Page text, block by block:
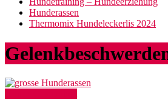
Hunderassen
Thermomix Hundeleckerlis 2024